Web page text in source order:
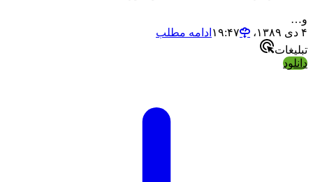
ادامه مطلب